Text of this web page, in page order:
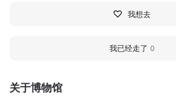
关于博物馆
我想去
我已经走了 0